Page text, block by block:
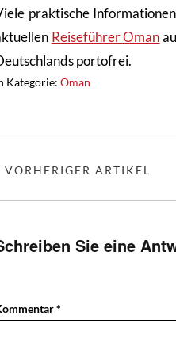
praktische
Reiseführer Oman
portofrei.
Kategorie: Oman
VORHERIGER ARTIKEL
Sie eine
*